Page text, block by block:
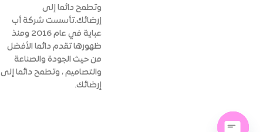
وتطمح دائما إلى
إرضائك.تأسست شركة أب
عباية في عام 2016 ومنذ
ظهورها تقدم دائما الأفضل
من حيث الجودة والصناعة
والتصاميم ، وتطمح دائما إلى
إرضائك.